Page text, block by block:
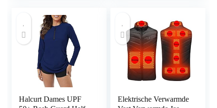
Halcurt Dames UPF
Elektrische Verwarmde